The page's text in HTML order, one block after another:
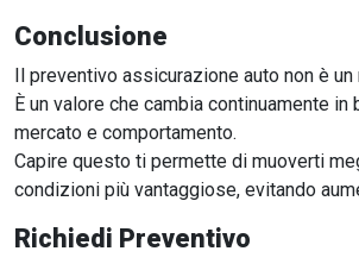
Conclusione
Il preventivo assicurazione auto non è
È un valore che cambia continuamente in
mercato e comportamento.
Capire questo ti permette di muoverti
condizioni più vantaggiose, evitando
Richiedi Preventivo